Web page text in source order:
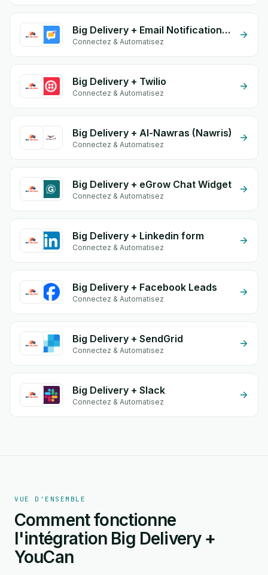
Big Delivery + Email Notifications by eGrow
Connectez & Automatisez
Big Delivery + Twilio
Connectez & Automatisez
Big Delivery + Al-Nawras (Nawris)
Connectez & Automatisez
Big Delivery + eGrow Chat Widget
Connectez & Automatisez
Big Delivery + Linkedin form
Connectez & Automatisez
Big Delivery + Facebook Leads
Connectez & Automatisez
Big Delivery + SendGrid
Connectez & Automatisez
Big Delivery + Slack
Connectez & Automatisez
VUE D'ENSEMBLE
Comment fonctionne
l'intégration Big Delivery +
YouCan